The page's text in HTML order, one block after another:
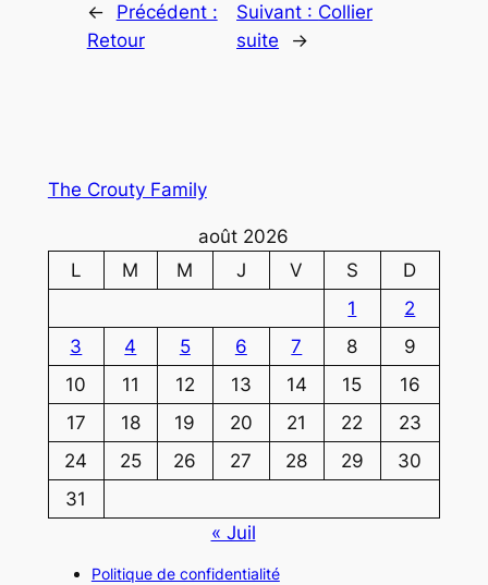
←
Précédent :
Retour
Suivant : Collier
suite
→
The Crouty Family
août 2026
L
M M J V S
D
1
2
3
4 5 6 7 8
9
10
11 12 13 14 15
16
17
18 19 20 21 22
23
24
25 26 27 28 29
30
31
« Juil
Politique de confidentialité